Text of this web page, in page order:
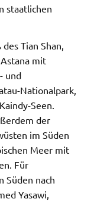
staatlichen
Tian Shan,
mit
und
Nationalpark,
Seen.
der
im Süden
Meer mit
Für
Süden nach
Yasawi,